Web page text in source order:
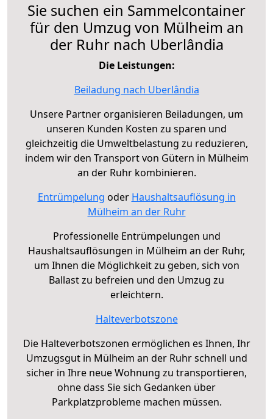
Sie suchen ein Sammelcontainer
für den Umzug von Mülheim an
der Ruhr nach Uberlândia
Die Leistungen:
Beiladung nach Uberlândia
Unsere Partner organisieren Beiladungen, um
unseren Kunden Kosten zu sparen und
gleichzeitig die Umweltbelastung zu reduzieren,
indem wir den Transport von Gütern in Mülheim
an der Ruhr kombinieren.
Entrümpelung oder Haushaltsauflösung in
Mülheim an der Ruhr
Professionelle Entrümpelungen und
Haushaltsauflösungen in Mülheim an der Ruhr,
um Ihnen die Möglichkeit zu geben, sich von
Ballast zu befreien und den Umzug zu
erleichtern.
Halteverbotszone
Die Halteverbotszonen ermöglichen es Ihnen, Ihr
Umzugsgut in Mülheim an der Ruhr schnell und
sicher in Ihre neue Wohnung zu transportieren,
ohne dass Sie sich Gedanken über
Parkplatzprobleme machen müssen.